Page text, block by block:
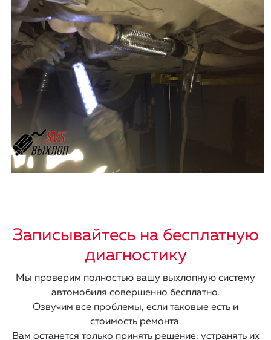
Записывайтесь на бесплатную
диагностику
Мы проверим полностью вашу выхлопную систему
автомобиля совершенно бесплатно.
Озвучим все проблемы, если таковые есть и
стоимость ремонта.
Вам останется только принять решение: устранять их